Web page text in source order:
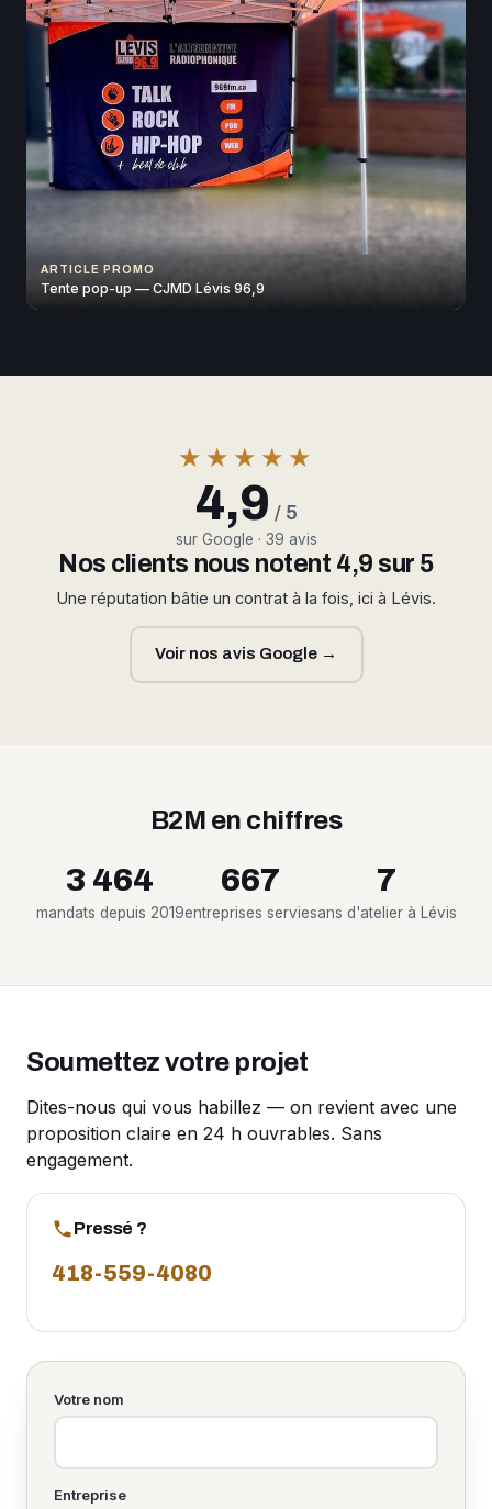
ARTICLE PROMO
Tente pop-up — CJMD Lévis 96,9
★★★★★
4,9 / 5
sur Google · 39 avis
Nos clients nous notent 4,9 sur 5
Une réputation bâtie un contrat à la fois, ici à Lévis.
Voir nos avis Google →
B2M en chiffres
3 464
mandats depuis 2019
667
entreprises servies
7
ans d'atelier à Lévis
Soumettez votre projet
Dites-nous qui vous habillez — on revient avec une
proposition claire en 24 h ouvrables. Sans
engagement.
Pressé ?
418-559-4080
Votre nom
Entreprise